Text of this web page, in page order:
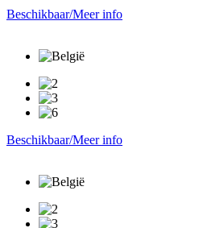
Beschikbaar/Meer info
Beschikbaar/Meer info